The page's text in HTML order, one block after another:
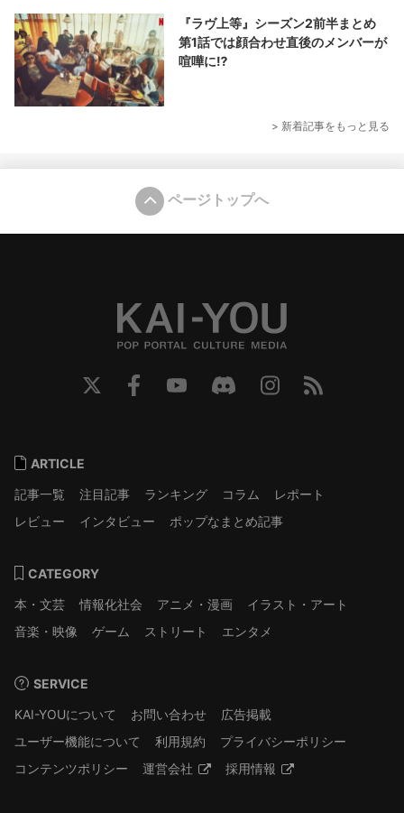
『ラヴ上等』シーズン2前半まとめ
第1話では顔合わせ直後のメンバーが
喧嘩に⁉︎
> 新着記事をもっと見る
ページトップへ
ARTICLE
記事一覧
注目記事 ランキング コラム
レポート
レビュー
インタビュー ポップなまとめ記事
CATEGORY
本・文芸
情報化社会 アニメ・漫画
イラスト・アート
音楽・映像
ゲーム ストリート エンタメ
SERVICE
KAI-YOUについて
お問い合わせ
広告掲載
ユーザー機能について
利用規約
プライバシーポリシー
コンテンツポリシー
運営会社 採用情報